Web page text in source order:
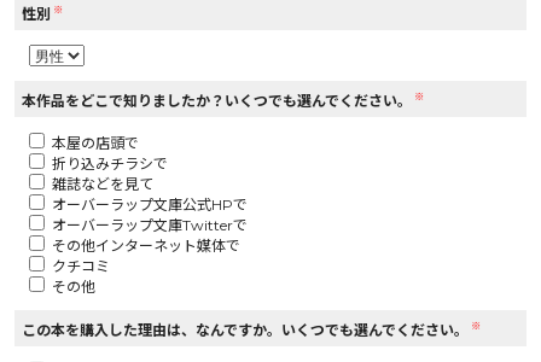
性別 ※
本作品をどこで知りましたか？いくつでも選んでください。 ※
本屋の店頭で
折り込みチラシで
雑誌などを見て
オーバーラップ文庫公式HPで
オーバーラップ文庫Twitterで
その他インターネット媒体で
クチコミ
その他
この本を購入した理由は、なんですか。いくつでも選んでください。 ※